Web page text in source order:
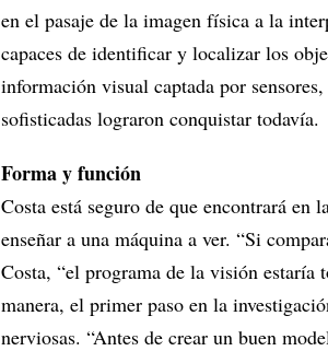
en el pasaje de la imagen física a la
capaces de identificar y localizar los
información visual captada por
sofisticadas lograron conquistar todavía.
Forma y función
Costa está seguro de que encontrará en
enseñar a una máquina a ver. “Si
Costa, “el programa de la visión estaría
manera, el primer paso en la
nerviosas. “Antes de crear un buen